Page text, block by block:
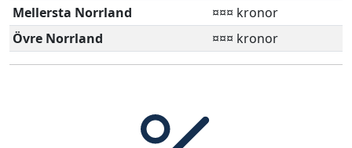
Mellersta Norrland
¤¤¤ kronor
Övre Norrland
¤¤¤ kronor